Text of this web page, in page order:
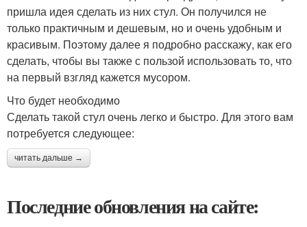
пришла идея сделать из них стул. Он получился не
только практичным и дешевым, но и очень удобным и
красивым. Поэтому далее я подробно расскажу, как его
сделать, чтобы вы также с пользой использовать то, что
на первый взгляд кажется мусором.
Что будет необходимо
Сделать такой стул очень легко и быстро. Для этого вам
потребуется следующее:
читать дальше →
Последние обновления на сайте: